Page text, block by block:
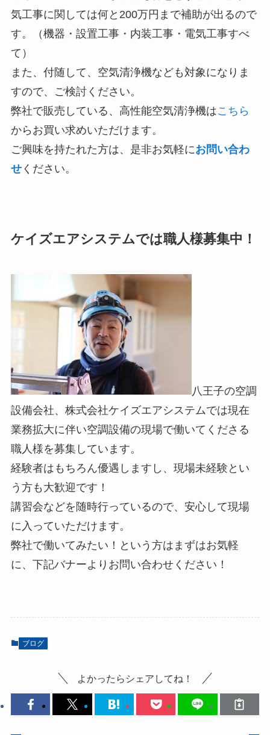
気工事に関しては何と200万円まで補助が出るので
す。（機器・設置工事・内装工事・電気工事すべ
て）
また、付随して、空気清浄機なども対象になりま
すので、ご検討ください。
弊社で販売している、高性能空気清浄機はこちら
からお買い求めいただけます。
ご興味を持たれた方は、是非お気軽にお問い合わ
せください。
ケイズエアシステムでは職人様募集中！
八王子の空調
設備会社、株式会社ケイズエアシステムでは現在
業務拡大に伴い空調設備の現場で働いてくださる
職人様を募集しています。
経験者はもちろん優遇しますし、現場未経験とい
う方も大歓迎です！
講習会などを随時行っているので、安心して現場
に入っていただけます。
弊社で働いてみたい！という方はまずはお気軽
に、下記バナーよりお問い合わせください！
ブログ
よかったらシェアしてね！